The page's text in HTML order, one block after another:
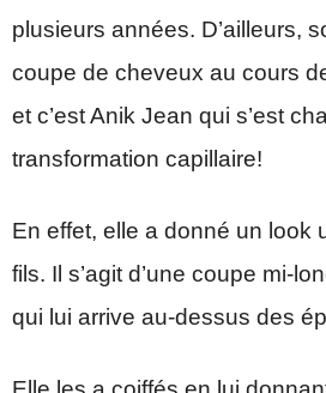
plusieurs années. D’ailleurs,
coupe de cheveux au cours
et c’est Anik Jean qui s’est
transformation capillaire!
En effet, elle a donné un look
fils. Il s’agit d’une coupe mi-
qui lui arrive au-dessus des